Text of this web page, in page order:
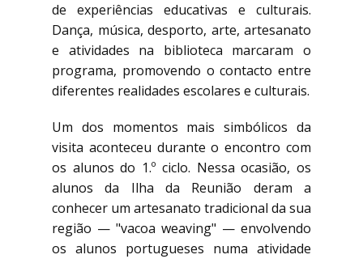
de experiências educativas e culturais.
Dança, música, desporto, arte, artesanato
e atividades na biblioteca marcaram o
programa, promovendo o contacto entre
diferentes realidades escolares e culturais.
Um dos momentos mais simbólicos da
visita aconteceu durante o encontro com
os alunos do 1.º ciclo. Nessa ocasião, os
alunos da Ilha da Reunião deram a
conhecer um artesanato tradicional da sua
região — "vacoa weaving" — envolvendo
os alunos portugueses numa atividade